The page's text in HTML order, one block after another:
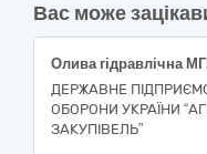
Вас може
ДЕРЖАВНЕ
ОБОРОНИ УКРАЇНИ
ЗАКУПІВЕЛЬ”